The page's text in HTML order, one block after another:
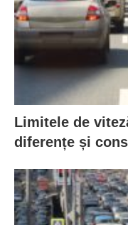
Limitele de
diferențe și